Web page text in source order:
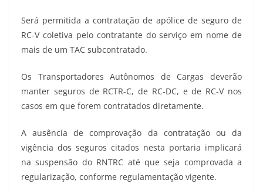
Será permitida a contratação de apólice de seguro de
RC-V coletiva pelo contratante do serviço em nome de
mais de um TAC subcontratado.
Os Transportadores Autônomos de Cargas deverão
manter seguros de RCTR-C, de RC-DC, e de RC-V nos
casos em que forem contratados diretamente.
A ausência de comprovação da contratação ou da
vigência dos seguros citados nesta portaria implicará
na suspensão do RNTRC até que seja comprovada a
regularização, conforme regulamentação vigente.